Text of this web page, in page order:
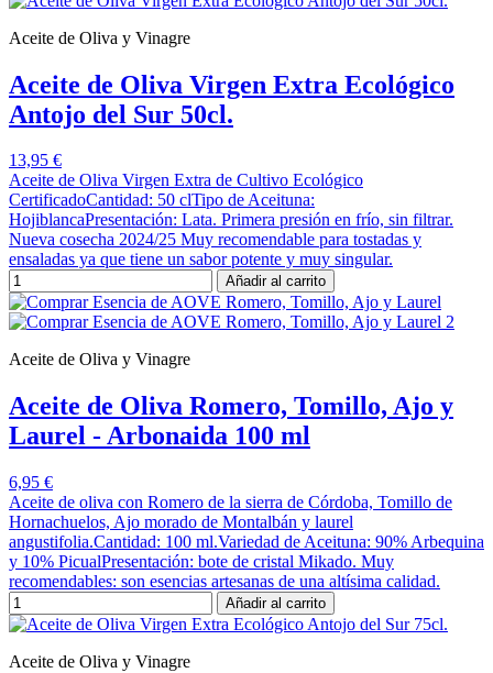
Aceite de Oliva y Vinagre
Aceite de Oliva Virgen Extra Ecológico
Antojo del Sur 50cl.
13,95 €
Aceite de Oliva Virgen Extra de Cultivo Ecológico
CertificadoCantidad: 50 clTipo de Aceituna:
HojiblancaPresentación: Lata. Primera presión en frío, sin filtrar.
Nueva cosecha 2024/25 Muy recomendable para tostadas y
ensaladas ya que tiene un sabor potente y muy singular.
Añadir al carrito
Aceite de Oliva y Vinagre
Aceite de Oliva Romero, Tomillo, Ajo y
Laurel - Arbonaida 100 ml
6,95 €
Aceite de oliva con Romero de la sierra de Córdoba, Tomillo de
Hornachuelos, Ajo morado de Montalbán y laurel
angustifolia.Cantidad: 100 ml.Variedad de Aceituna: 90% Arbequina
y 10% PicualPresentación: bote de cristal Mikado. Muy
recomendables: son esencias artesanas de una altísima calidad.
Añadir al carrito
Aceite de Oliva y Vinagre